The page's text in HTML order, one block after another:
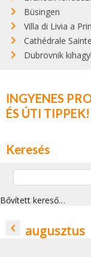
Büsingen
Villa di Livia a
Cathédrale
Dubrovnik
INGYENES
ÉS ÚTI TIPPEK!
Keresés
Bővített kereső…
navigate_before augusztus